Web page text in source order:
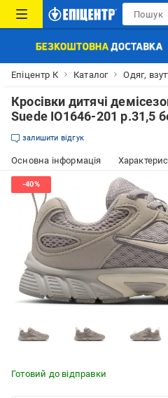
Епіцентр К Каталог Одяг,
Кросівки дитячі
Suede IO1646-201 р.31,5
залишити відгук
Основна інформація
Готовий до відправки